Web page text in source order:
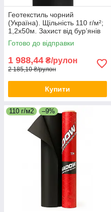
Геотекстиль чорний
(Україна). Щільність 110 г/м²;
1,2х50м. Захист від бур’янів
та дренаж (UV‑стабілізація).
Готово до відправки
1 988,44 ₴/рулон
2 185,10 ₴/рулон
Купити
110 г/м2 –9%